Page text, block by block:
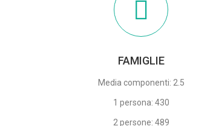
FAMIGLIE
Media componenti: 2.5
1 persona: 430
2 persone: 489